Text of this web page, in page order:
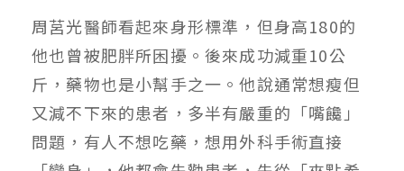
周莒光醫師看起來身形標準，但身高180的
他也曾被肥胖所困擾。後來成功減重10公
斤，藥物也是小幫手之一。他說通常想瘦但
又減不下來的患者，多半有嚴重的「嘴饞」
問題，有人不想吃藥，想用外科手術直接